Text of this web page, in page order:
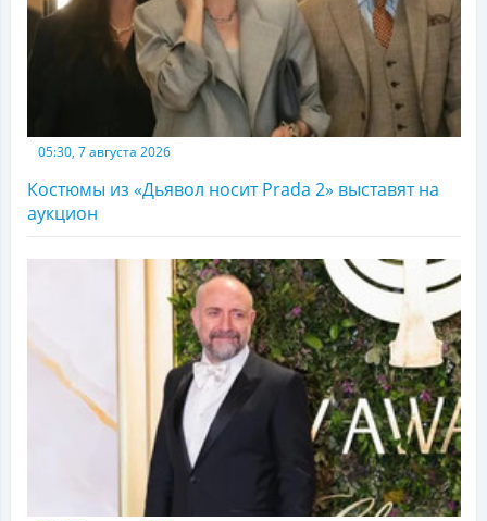
05:30, 7 августа 2026
Костюмы из «Дьявол носит Prada 2» выставят на
аукцион